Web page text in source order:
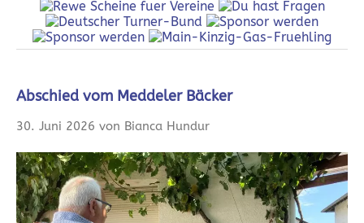
Abschied vom Meddeler Bäcker
30. Juni 2026 von Bianca Hundur